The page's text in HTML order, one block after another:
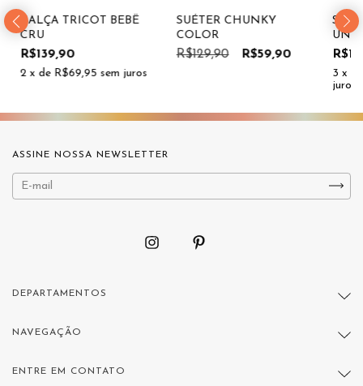
CALÇA TRICOT BEBÊ
CRU
R$139,90
2 x de R$69,95 sem juros
SUÉTER CHUNKY
COLOR
R$129,90 R$59,90
3 x
juros
ASSINE NOSSA NEWSLETTER
DEPARTAMENTOS
NAVEGAÇÃO
ENTRE EM CONTATO